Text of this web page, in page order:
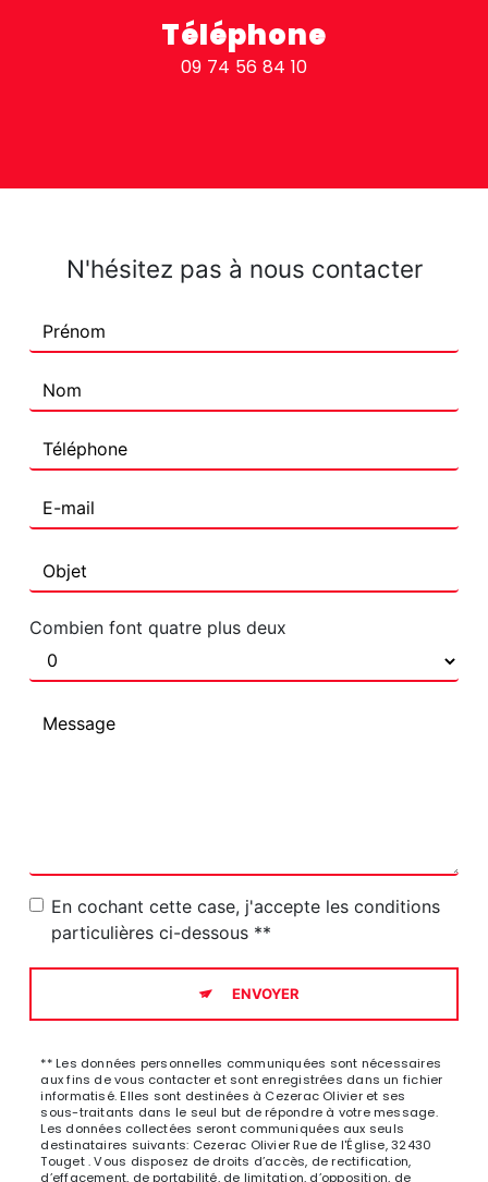
Téléphone
09 74 56 84 10
N'hésitez pas à nous contacter
Combien font quatre plus deux
En cochant cette case, j'accepte les conditions
particulières ci-dessous **
ENVOYER
** Les données personnelles communiquées sont nécessaires
aux fins de vous contacter et sont enregistrées dans un fichier
informatisé. Elles sont destinées à Cezerac Olivier et ses
sous-traitants dans le seul but de répondre à votre message.
Les données collectées seront communiquées aux seuls
destinataires suivants: Cezerac Olivier Rue de l'Église, 32430
Touget . Vous disposez de droits d’accès, de rectification,
d’effacement, de portabilité, de limitation, d’opposition, de